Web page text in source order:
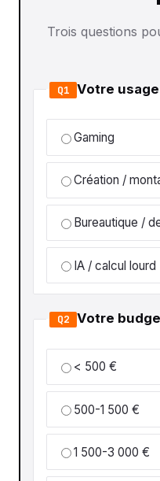
Trois questions
Q1 Votre
Gaming
Création /
Bureautique /
IA / calcul lourd
Q2 Votre
< 500 €
500-1 500 €
1 500-3 000 €